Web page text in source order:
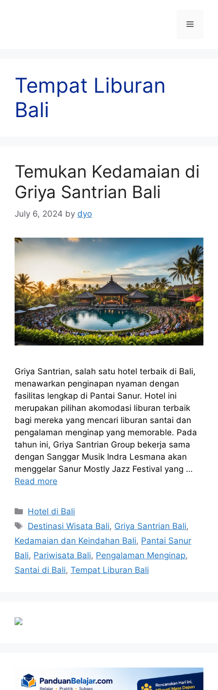
Menu
Tempat Liburan
Bali
Temukan Kedamaian di
Griya Santrian Bali
July 6, 2024 by dyo
Griya Santrian, salah satu hotel terbaik di Bali,
menawarkan penginapan nyaman dengan
fasilitas lengkap di Pantai Sanur. Hotel ini
merupakan pilihan akomodasi liburan terbaik
bagi mereka yang mencari liburan santai dan
pengalaman menginap yang memorable. Pada
tahun ini, Griya Santrian Group bekerja sama
dengan Sanggar Musik Indra Lesmana akan
menggelar Sanur Mostly Jazz Festival yang …
Read more
Categories
Hotel di Bali
Tags
Destinasi Wisata Bali, Griya Santrian Bali,
Kedamaian dan Keindahan Bali, Pantai Sanur
Bali, Pariwisata Bali, Pengalaman Menginap,
Santai di Bali, Tempat Liburan Bali